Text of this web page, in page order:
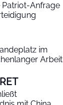
Patriot-Anfrage
im
Arbeit